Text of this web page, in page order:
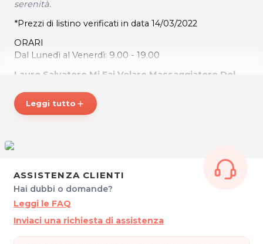
serenità.
*Prezzi di listino verificati in data 14/03/2022
ORARI
Dal Lunedì al Venerdì: 9.00 - 19.00
Lauro Salvatore Mi Fai Volare Massaggiatore Del
Via Dal Mistro, 56
33085 Maniago (PN)
Leggi tutto add
ASSISTENZA CLIENTI
Hai dubbi o domande?
Leggi le FAQ
Inviaci una richiesta di assistenza